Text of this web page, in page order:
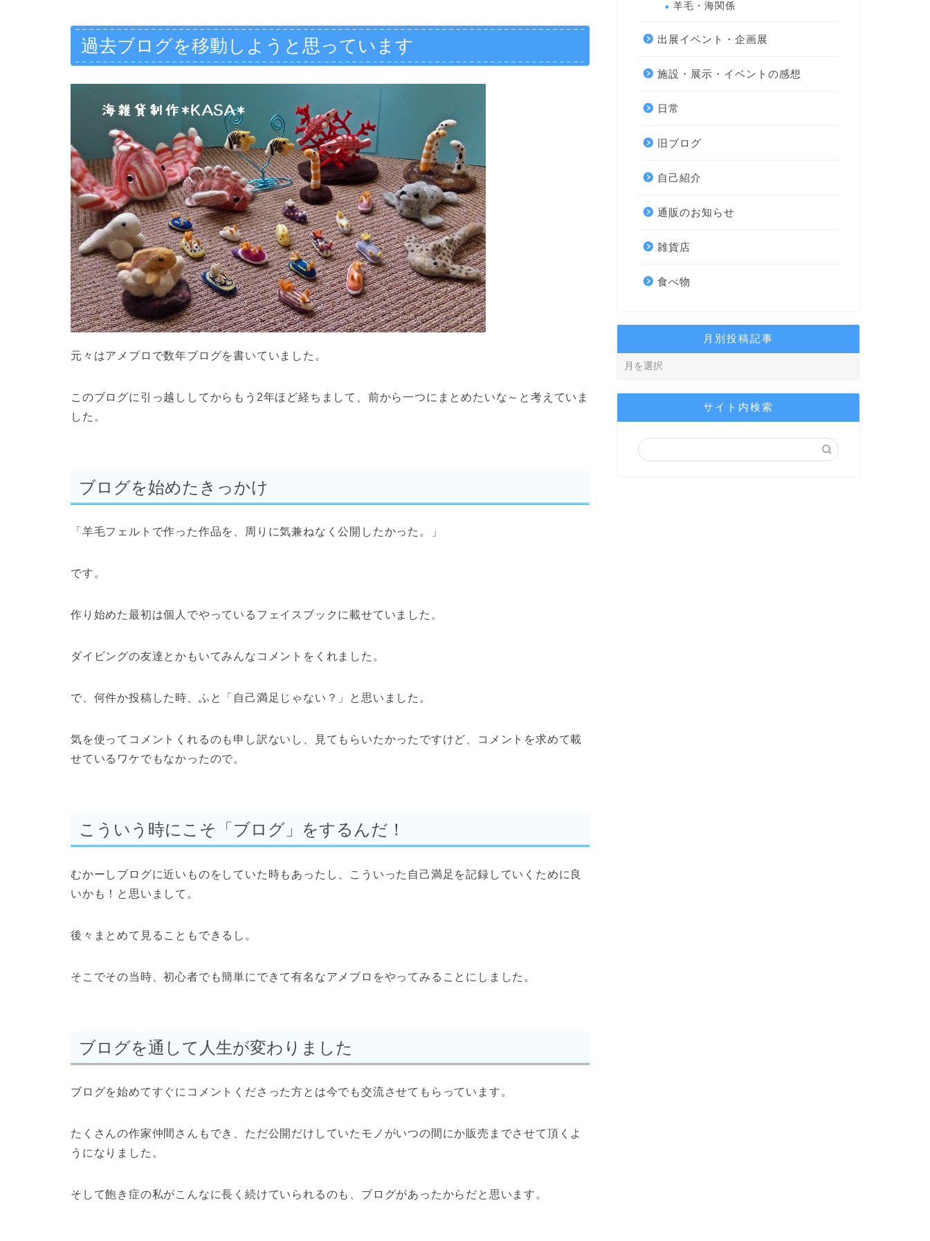
過去ブログを移動しようと思っています
元々はアメブロで数年ブログを書いていました。
このブログに引っ越ししてからもう2年ほど経ちまして、前から一つにまとめたいな～と考えていま
した。
ブログを始めたきっかけ
「羊毛フェルトで作った作品を、周りに気兼ねなく公開したかった。」
です。
作り始めた最初は個人でやっているフェイスブックに載せていました。
ダイビングの友達とかもいてみんなコメントをくれました。
で、何件か投稿した時、ふと「自己満足じゃない？」と思いました。
気を使ってコメントくれるのも申し訳ないし、見てもらいたかったですけど、コメントを求めて載
せているワケでもなかったので。
こういう時にこそ「ブログ」をするんだ！
むかーしブログに近いものをしていた時もあったし、こういった自己満足を記録していくために良
いかも！と思いまして。
後々まとめて見ることもできるし。
そこでその当時、初心者でも簡単にできて有名なアメブロをやってみることにしました。
ブログを通して人生が変わりました
ブログを始めてすぐにコメントくださった方とは今でも交流させてもらっています。
たくさんの作家仲間さんもでき、ただ公開だけしていたモノがいつの間にか販売までさせて頂くよ
うになりました。
そして飽き症の私がこんなに長く続けていられるのも、ブログがあったからだと思います。
羊毛・海関係
出展イベント・企画展
施設・展示・イベントの感想
日常
旧ブログ
自己紹介
通販のお知らせ
雑貨店
食べ物
月別投稿記事
サイト内検索